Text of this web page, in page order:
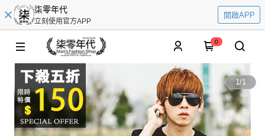
柒零年代
立刻使用官方APP
開啟APP
0
1/1